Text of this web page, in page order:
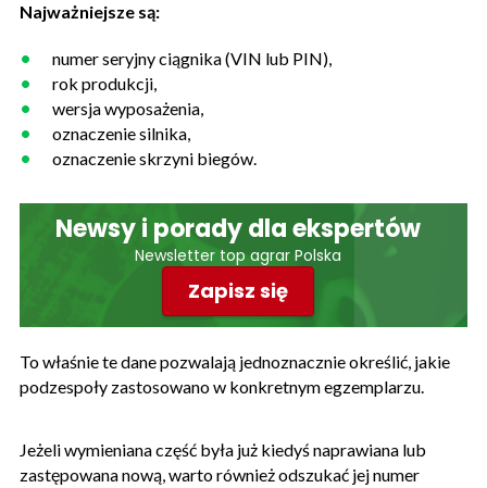
Najważniejsze są:
numer seryjny ciągnika (VIN lub PIN),
rok produkcji,
wersja wyposażenia,
oznaczenie silnika,
oznaczenie skrzyni biegów.
Newsy i porady dla ekspertów
Newsletter top agrar Polska
Zapisz się
To właśnie te dane pozwalają jednoznacznie określić, jakie
podzespoły zastosowano w konkretnym egzemplarzu.
Jeżeli wymieniana część była już kiedyś naprawiana lub
zastępowana nową, warto również odszukać jej numer